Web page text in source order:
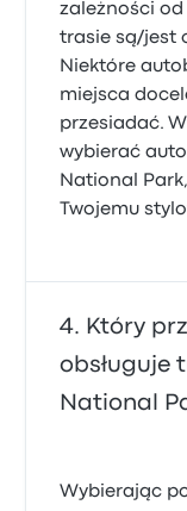
zależności
trasie są/jest
Niektóre
miejsca
przesiadać.
wybierać
National
Twojemu
Który
obsługuje
National
Wybierając